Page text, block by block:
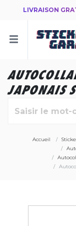
LIVRAISON
JAPONAIS
Accueil